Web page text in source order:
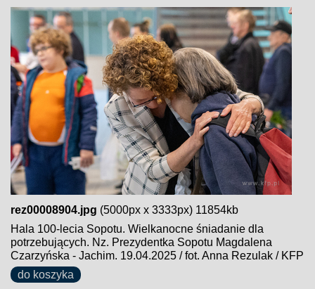
rez00008904.jpg (5000px x 3333px) 11854kb
Hala 100-lecia Sopotu. Wielkanocne śniadanie dla
potrzebujących. Nz. Prezydentka Sopotu Magdalena
Czarzyńska - Jachim. 19.04.2025 / fot. Anna Rezulak / KFP
do koszyka